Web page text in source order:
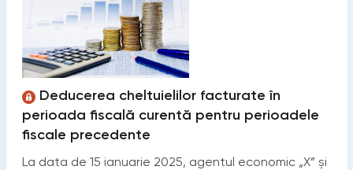
Deducerea cheltuielilor facturate în
perioada fiscală curentă pentru perioadele
fiscale precedente
La data de 15 ianuarie 2025, agentul economic „X” și